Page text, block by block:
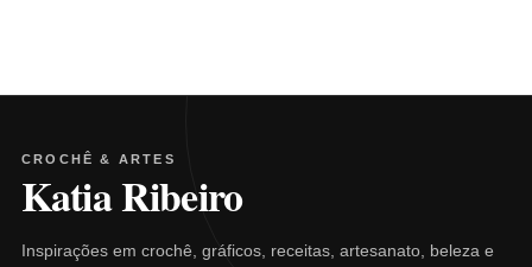
CROCHÊ & ARTES
Katia Ribeiro
Inspirações em crochê, gráficos, receitas, artesanato, beleza e